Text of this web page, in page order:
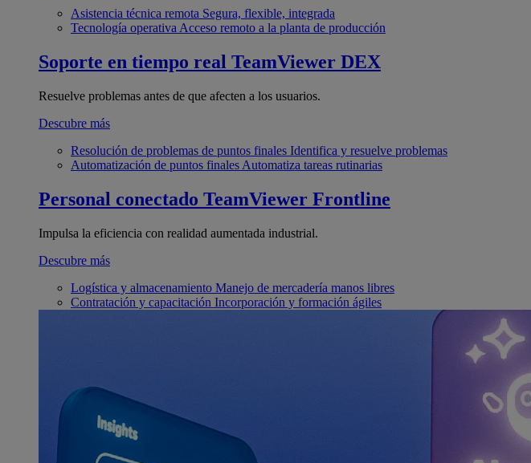
Asistencia técnica remota Segura, flexible, integrada
Tecnología operativa Acceso remoto a la planta de producción
Soporte en tiempo real TeamViewer DEX
Resuelve problemas antes de que afecten a los usuarios.
Descubre más
Resolución de problemas de puntos finales Identifica y resuelve problemas
Automatización de puntos finales Automatiza tareas rutinarias
Personal conectado TeamViewer Frontline
Impulsa la eficiencia con realidad aumentada industrial.
Descubre más
Logística y almacenamiento Manejo de mercadería manos libres
Contratación y capacitación Incorporación y formación ágiles